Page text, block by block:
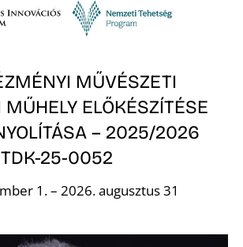
MŰVÉSZETI
MŰHELY ELŐKÉSZÍTÉSE
– 2025/2026
25-0052
1. – 2026. augusztus 31